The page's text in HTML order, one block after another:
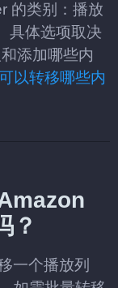
的类别：播放
具体选项取决
添加哪些内
以转移哪些内
？
一个播放列